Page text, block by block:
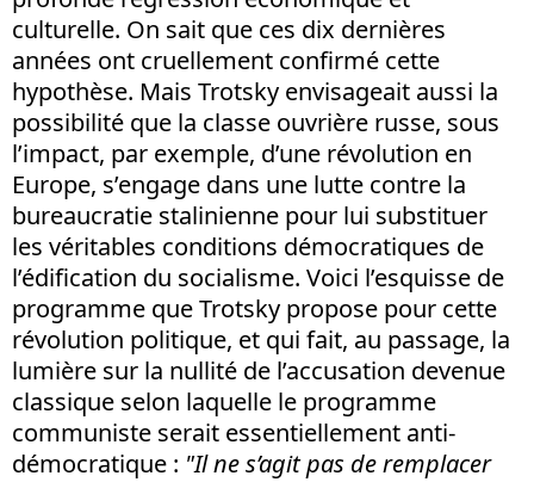
culturelle. On sait que ces dix dernières
années ont cruellement confirmé cette
hypothèse. Mais Trotsky envisageait aussi la
possibilité que la classe ouvrière russe, sous
l’impact, par exemple, d’une révolution en
Europe, s’engage dans une lutte contre la
bureaucratie stalinienne pour lui substituer
les véritables conditions démocratiques de
l’édification du socialisme. Voici l’esquisse de
programme que Trotsky propose pour cette
révolution politique, et qui fait, au passage, la
lumière sur la nullité de l’accusation devenue
classique selon laquelle le programme
communiste serait essentiellement anti-
démocratique : "Il ne s’agit pas de remplacer